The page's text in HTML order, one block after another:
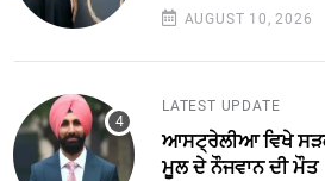
AUGUST 10, 2026
LATEST UPDATE
ਆਸਟ੍ਰੇਲੀਆ ਵਿਖੇ
ਮੂਲ ਦੇ ਨੌਜਵਾਨ ਦੀ ਮੌਤ